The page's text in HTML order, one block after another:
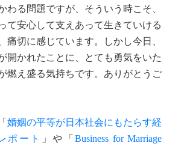
わる問題ですが、そういう時こそ、
て安心して支えあって生きていける
痛切に感じています。しかし今日、
開かれたことに、とても勇気をいた
燃え盛る気持ちです。ありがとうご
婚姻の平等が日本社会にもたらす経
ポート
」や「Business for Marriage